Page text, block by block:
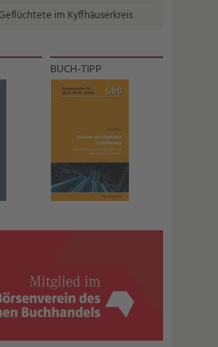
im Kyffhäuserkreis
BUCH-TIPP